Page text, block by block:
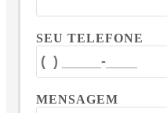
SEU TELEFONE
MENSAGEM